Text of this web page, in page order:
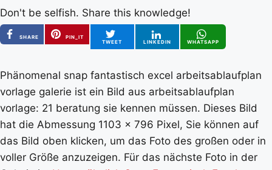
Don't be selfish. Share this knowledge!
SHARE
PIN_IT
TWEET
LINKEDIN WHATSAPP
Phänomenal snap fantastisch excel arbeitsablaufplan
vorlage galerie ist ein Bild aus arbeitsablaufplan
vorlage: 21 beratung sie kennen müssen. Dieses Bild
hat die Abmessung 1103 x 796 Pixel, Sie können auf
das Bild oben klicken, um das Foto des großen oder in
voller Größe anzuzeigen. Für das nächste Foto in der